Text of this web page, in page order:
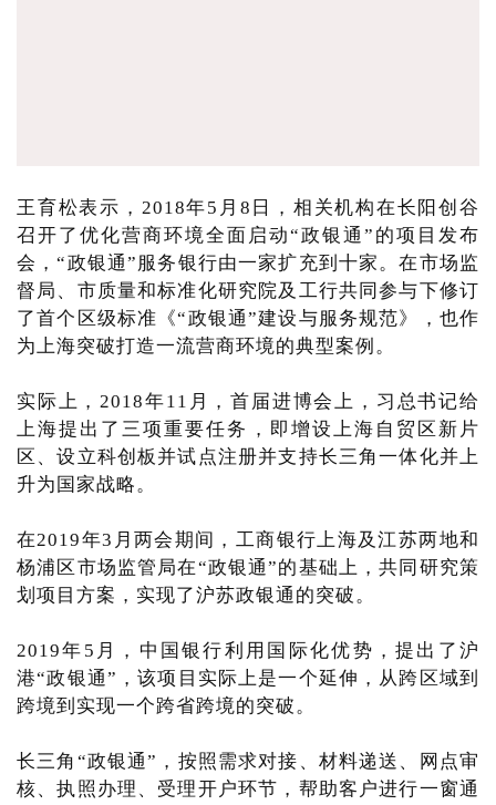
王育松表示，2018年5月8日，相关机构在长阳创谷
召开了优化营商环境全面启动“政银通”的项目发布
会，“政银通”服务银行由一家扩充到十家。在市场监
督局、市质量和标准化研究院及工行共同参与下修订
了首个区级标准《“政银通”建设与服务规范》，也作
为上海突破打造一流营商环境的典型案例。
实际上，2018年11月，首届进博会上，习总书记给
上海提出了三项重要任务，即增设上海自贸区新片
区、设立科创板并试点注册并支持长三角一体化并上
升为国家战略。
在2019年3月两会期间，工商银行上海及江苏两地和
杨浦区市场监管局在“政银通”的基础上，共同研究策
划项目方案，实现了沪苏政银通的突破。
2019年5月，中国银行利用国际化优势，提出了沪
港“政银通”，该项目实际上是一个延伸，从跨区域到
跨境到实现一个跨省跨境的突破。
长三角“政银通”，按照需求对接、材料递送、网点审
核、执照办理、受理开户环节，帮助客户进行一窗通